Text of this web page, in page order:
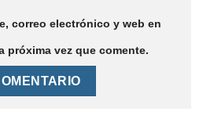
correo electrónico y web en
próxima vez que comente.